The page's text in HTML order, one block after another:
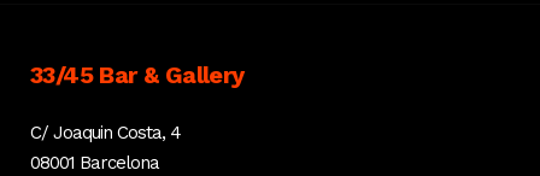
33/45 Bar & Gallery
C/ Joaquin Costa, 4
08001 Barcelona